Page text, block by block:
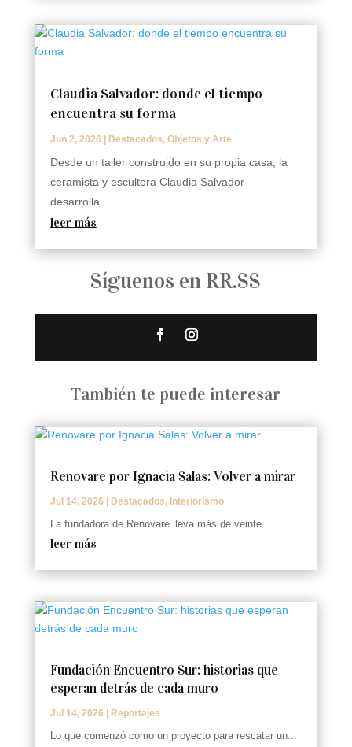
Claudia Salvador: donde el tiempo
encuentra su forma
Jun 2, 2026 Destacados, Objetos y Arte
Desde un taller construido en su propia casa, la
ceramista y escultora Claudia Salvador
desarrolla...
leer más
Síguenos en RR.SS
También te puede interesar
Renovare por Ignacia Salas: Volver a mirar
Jul 14, 2026 Destacados, Interiorismo
La fundadora de Renovare lleva más de veinte...
leer más
Fundación Encuentro Sur: historias que
esperan detrás de cada muro
Jul 14, 2026 Reportajes
Lo que comenzó como un proyecto para rescatar un...